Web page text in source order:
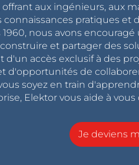
aux ingénieurs, aux
connaissances pratiques et
1960, nous avons
et partager des
d'un accès exclusif à des
d'opportunités de
soyez en train
Elektor vous aide à
Je deviens